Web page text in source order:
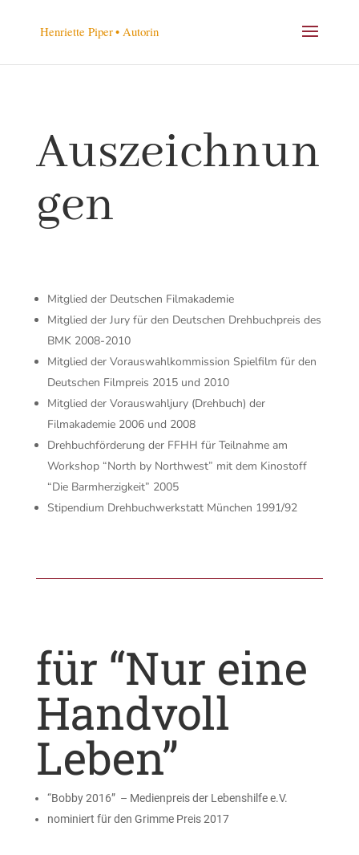
Auszeichnun
gen
Mitglied der Deutschen Filmakademie
Mitglied der Jury für den Deutschen Drehbuchpreis des
BMK 2008-2010
Mitglied der Vorauswahlkommission Spielfilm für den
Deutschen Filmpreis 2015 und 2010
Mitglied der Vorauswahljury (Drehbuch) der
Filmakademie 2006 und 2008
Drehbuchförderung der FFHH für Teilnahme am
Workshop “North by Northwest” mit dem Kinostoff
“Die Barmherzigkeit” 2005
Stipendium Drehbuchwerkstatt München 1991/92
für “Nur eine
Handvoll
Leben”
“Bobby 2016” – Medienpreis der Lebenshilfe e.V.
nominiert für den Grimme Preis 2017